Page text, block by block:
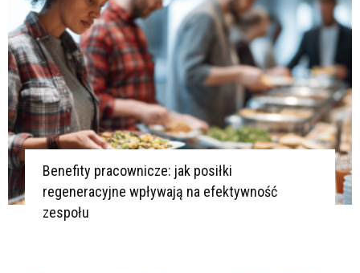
Benefity pracownicze: jak posiłki
regeneracyjne wpływają na efektywność
zespołu